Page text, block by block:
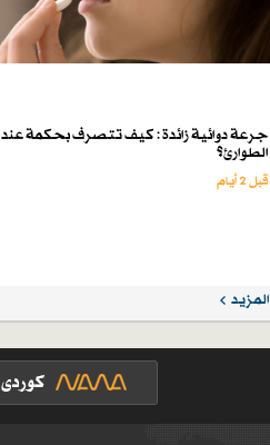
جرعة دوائية زائدة : كيف تتصرف بحكمة عند
الطوارئ؟
قبل 2 أيام
المزيد